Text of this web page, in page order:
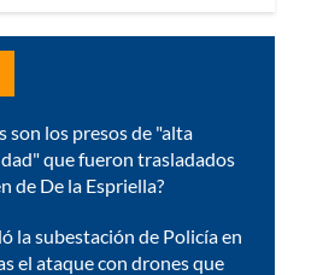
son los presos de "alta
que fueron trasladados
de De la Espriella?
la subestación de Policía en
el ataque con drones que